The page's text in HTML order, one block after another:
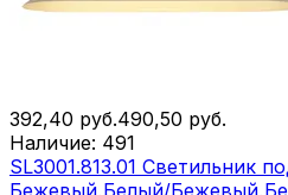
392,40 руб.490,50 руб.
Наличие: 491
SL3001.813.01 Светильник
Бежевый,Белый/